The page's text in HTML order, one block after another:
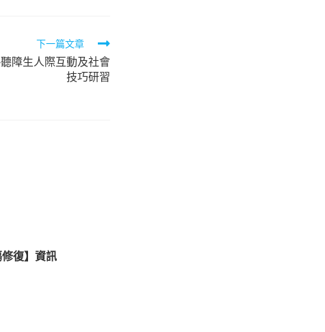
下一篇文章
障生人際互動及社會
技巧研習
復】資訊